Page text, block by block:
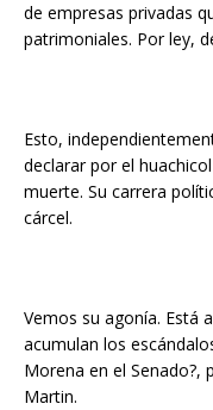
de empresas privadas
patrimoniales. Por ley,
Esto,
declarar por el
muerte. Su carrera
cárcel.
Vemos su agonía. Está
acumulan los
Morena en el Senado?,
Martin.